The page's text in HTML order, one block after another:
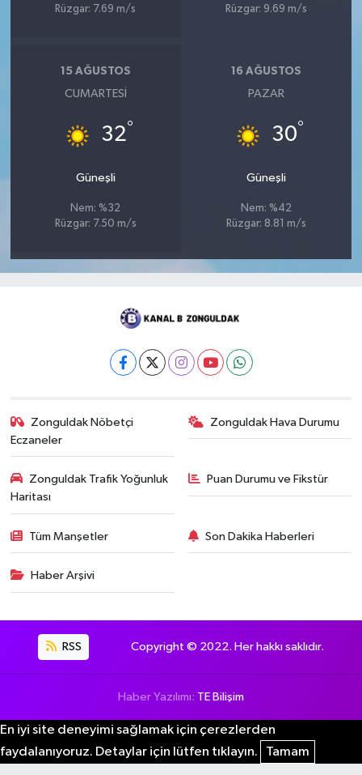
Rüzgar: 7.69 m/s
Rüzgar: 9.69 m/s
15 AĞUSTOS
CUMARTESI
32°
Güneşli
Nem: %32
Rüzgar: 7.50 m/s
16 AĞUSTOS
PAZAR
30°
Güneşli
Nem: %42
Rüzgar: 8.81 m/s
Zonguldak Nöbetçi
Eczaneler
Zonguldak Hava Durumu
Zonguldak Trafik Yoğunluk
Haritası
Puan Durumu ve Fikstür
Tüm Manşetler Son Dakika Haberleri
Haber Arşivi
RSS Copyright © 2022. Her hakkı saklıdır.
Haber Yazılımı: TE Bilişim
En iyi site deneyimi sağlamak için çerezlerden
faydalanıyoruz. Detaylar için lütfen tıklayın.
Tamam